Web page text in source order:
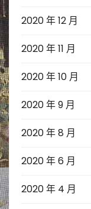
2020 年 12 月
2020 年 11 月
2020 年 10 月
2020 年 9 月
2020 年 8 月
2020 年 6 月
2020 年 4 月